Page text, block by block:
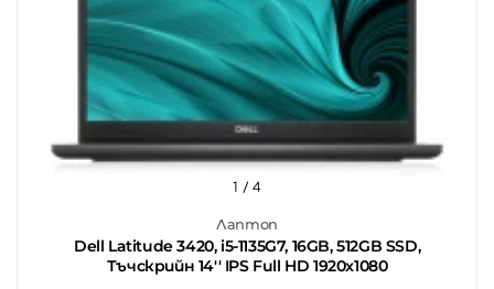
Лаптоп
Dell Latitude 3420, i5-1135G7, 16GB, 512GB SSD,
Тъчскрийн 14'' IPS Full HD 1920x1080
1 / 4